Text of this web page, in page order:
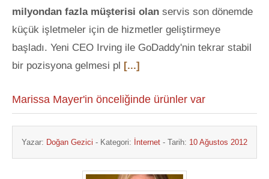
milyondan fazla müşterisi olan servis son dönemde
küçük işletmeler için de hizmetler geliştirmeye
başladı. Yeni CEO Irving ile GoDaddy'nin tekrar stabil
bir pozisyona gelmesi pl [...]
Marissa Mayer'in önceliğinde ürünler var
Yazar: Doğan Gezici - Kategori: İnternet - Tarih: 10 Ağustos 2012